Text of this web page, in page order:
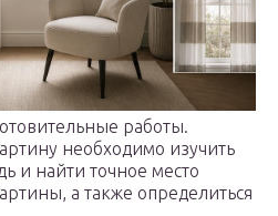
работы.
необходимо изучить
и найти точное место
а также определиться